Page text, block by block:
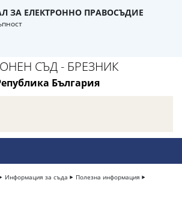
ЗА ЕЛЕКТРОННО ПРАВОСЪДИЕ
СЪД - БРЕЗНИК
България
Информация за съда
Полезна информация